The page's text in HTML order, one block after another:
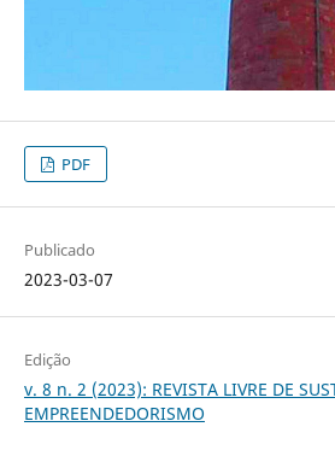
PDF
Publicado
2023-03-07
Edição
v. 8 n. 2 (2023): REVISTA LIVRE DE
EMPREENDEDORISMO